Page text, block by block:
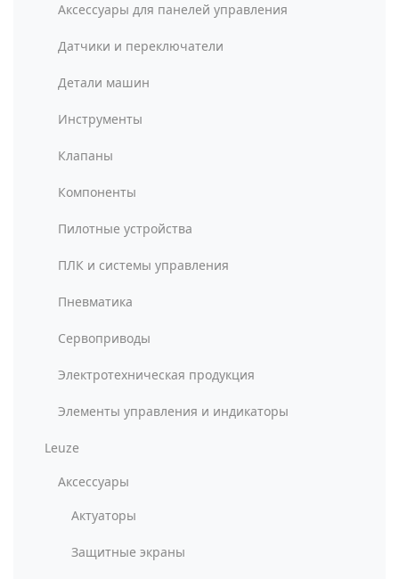
Аксессуары для панелей управления
Датчики и переключатели
Детали машин
Инструменты
Клапаны
Компоненты
Пилотные устройства
ПЛК и системы управления
Пневматика
Сервоприводы
Электротехническая продукция
Элементы управления и индикаторы
Leuze
Аксессуары
Актуаторы
Защитные экраны